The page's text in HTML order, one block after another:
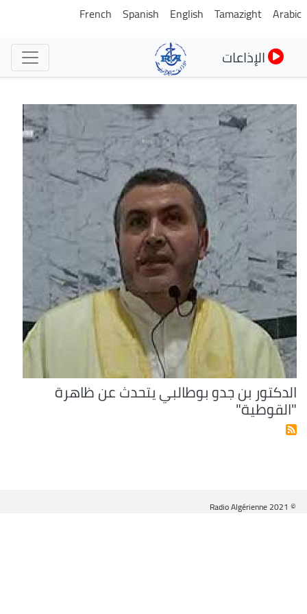
تجاوز
Arabic
Tamazight
English
Spanish
French
الإذاعات
الدكتور بن جدو بوطالبي يتحدث عن ظاهرة
"القوطية"
© Radio Algérienne 2021